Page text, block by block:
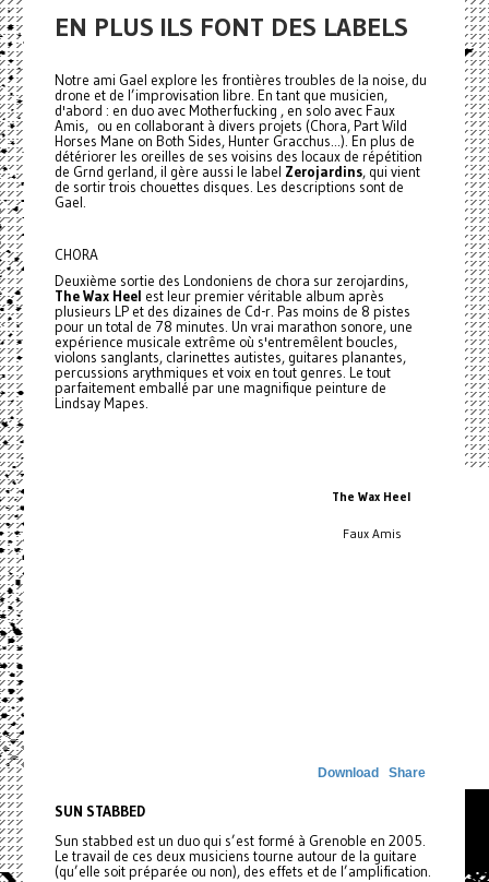
EN PLUS ILS FONT DES LABELS
Notre ami Gael explore les frontières troubles de la noise, du
drone et de l’improvisation libre. En tant que musicien,
d'abord : en duo avec Motherfucking , en solo avec Faux
Amis, ou en collaborant à divers projets (Chora, Part Wild
Horses Mane on Both Sides, Hunter Gracchus...). En plus de
détériorer les oreilles de ses voisins des locaux de répétition
de Grnd gerland, il gère aussi le label Zerojardins, qui vient
de sortir trois chouettes disques. Les descriptions sont de
Gael.
CHORA
Deuxième sortie des Londoniens de chora sur zerojardins,
The Wax Heel est leur premier véritable album après
plusieurs LP et des dizaines de Cd-r. Pas moins de 8 pistes
pour un total de 78 minutes. Un vrai marathon sonore, une
expérience musicale extrême où s'entremêlent boucles,
violons sanglants, clarinettes autistes, guitares planantes,
percussions arythmiques et voix en tout genres. Le tout
parfaitement emballé par une magnifique peinture de
Lindsay Mapes.
The Wax Heel
Faux Amis
Download Share
SUN STABBED
Sun stabbed est un duo qui s’est formé à Grenoble en 2005.
Le travail de ces deux musiciens tourne autour de la guitare
(qu’elle soit préparée ou non), des effets et de l’amplification.